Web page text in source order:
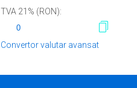
TVA 21 % (RON):
Convertor valutar avansat